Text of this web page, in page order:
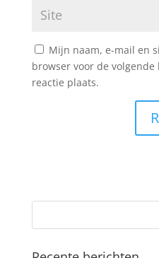
Mijn naam, e-mail en
browser voor de volgende
reactie plaats.